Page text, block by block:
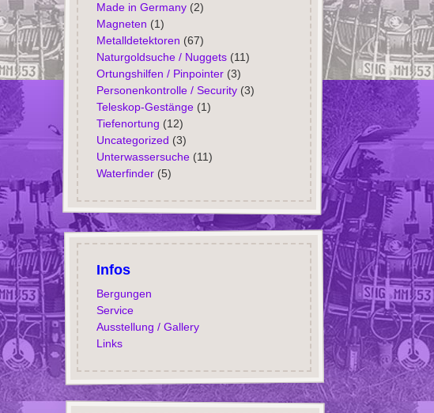
Made in Germany(2)
Magneten (1)
Metalldetektoren (67)
Naturgoldsuche / Nuggets(11)
Ortungshilfen / Pinpointer(3)
Personenkontrolle / Security(3)
Teleskop-Gestänge(1)
Tiefenortung (12)
Uncategorized (3)
Unterwassersuche(11)
Waterfinder(5)
Infos
Bergungen
Service
Ausstellung / Gallery
Links